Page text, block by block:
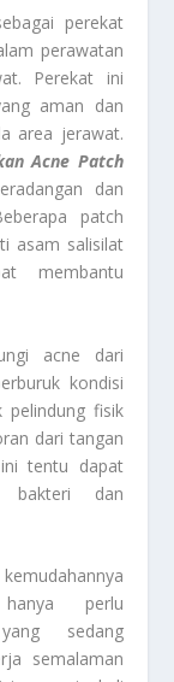
perekat
perawatan
Perekat ini
aman dan
area jerawat.
Acne Patch
dan
patch
asam salisilat
membantu
acne dari
kondisi
pelindung fisik
dari tangan
tentu dapat
bakteri dan
perlu
sedang
semalaman